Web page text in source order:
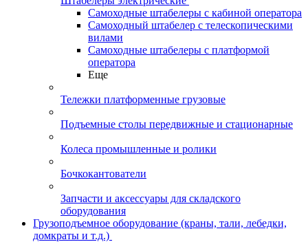
Самоходные штабелеры с кабиной оператора
Самоходный штабелер с телескопическими
вилами
Самоходные штабелеры с платформой
оператора
Еще
Тележки платформенные грузовые
Подъемные столы передвижные и стационарные
Колеса промышленные и ролики
Бочкокантователи
Запчасти и аксессуары для складского
оборудования
Грузоподъемное оборудование (краны, тали, лебедки,
домкраты и т.д.)